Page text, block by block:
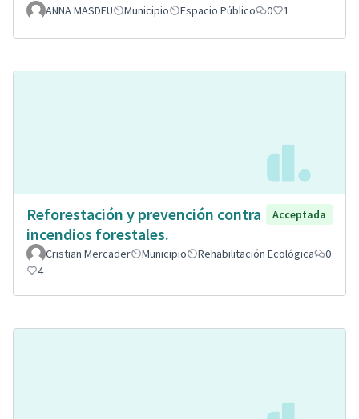
ANNA MASDEU Municipio Espacio Público 0 1
Reforestación y prevención contra
incendios forestales.
Acceptada
Cristian Mercader Municipio Rehabilitación Ecológica
0
4